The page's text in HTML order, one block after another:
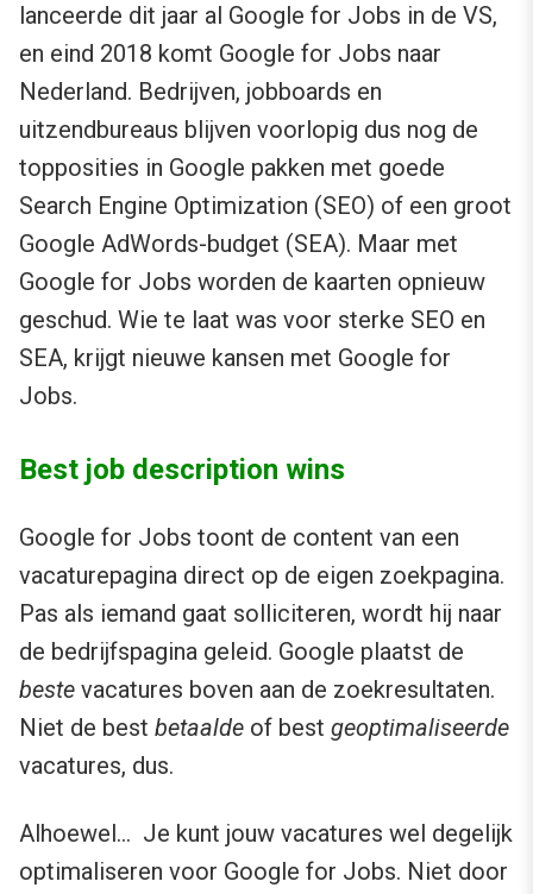
lanceerde dit jaar al Google for Jobs in de VS,
en eind 2018 komt Google for Jobs naar
Nederland. Bedrijven, jobboards en
uitzendbureaus blijven voorlopig dus nog de
topposities in Google pakken met goede
Search Engine Optimization (SEO) of een groot
Google AdWords-budget (SEA). Maar met
Google for Jobs worden de kaarten opnieuw
geschud. Wie te laat was voor sterke SEO en
SEA, krijgt nieuwe kansen met Google for
Jobs.
Best job description wins
Google for Jobs toont de content van een
vacaturepagina direct op de eigen zoekpagina.
Pas als iemand gaat solliciteren, wordt hij naar
de bedrijfspagina geleid. Google plaatst de
beste vacatures boven aan de zoekresultaten.
Niet de best betaalde of best geoptimaliseerde
vacatures, dus.
Alhoewel… Je kunt jouw vacatures wel degelijk
optimaliseren voor Google for Jobs. Niet door